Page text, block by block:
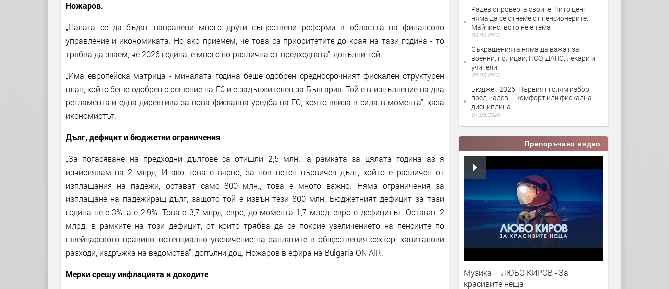
Ножаров.
„Налага се да бъдат направени много други съществени реформи в областта на финансово
управление и икономиката. Но ако приемем, че това са приоритетите до края на тази година - то
трябва да знаем, че 2026 година, е много по-различна от предходната“, допълни той.
„Има европейска матрица - миналата година беше одобрен средносрочният фискален структурен
план, който беше одобрен с решение на ЕС и е задължителен за България. Той е в изпълнение на два
регламента и една директива за нова фискална уредба на ЕС, която влиза в сила в момента“, каза
икономистът.
Дълг, дефицит и бюджетни ограничения
„За погасяване на предходни дългове са отишли 2,5 млн., а рамката за цялата година аз я
изчислявам на 2 млрд. И ако това е вярно, за нов нетен първичен дълг, който е различен от
изплащания на падежи, остават само 800 млн., това е много важно. Няма ограничения за
изплащане на падежиращ дълг, защото той е извън тези 800 млн. Бюджетният дефицит за тази
година не е 3%, а е 2,9%. Това е 3,7 млрд. евро, до момента 1,7 млрд. евро е дефицитът. Остават 2
млрд. в рамките на този дефицит, от които трябва да се покрие увеличението на пенсиите по
швейцарското правило, потенциално увеличение на заплатите в обществения сектор, капиталови
разходи, издръжка на ведомства“, допълни доц. Ножаров в ефира на Bulgaria ON AIR.
Мерки срещу инфлацията и доходите
Радев опроверга своите: Нито цент
няма да се отнеме от пенсионерите.
Майчинството не е тема
03.06.2026
Съкращенията няма да важат за
военни, полицаи, НСО, ДАНС, лекари и
учители
20.05.2026
Бюджет 2026: Първият голям избор
пред Радев – комфорт или фискална
дисциплина
07.05.2026
Препоръчано видео
Музика – ЛЮБО КИРОВ - За
красивите неща